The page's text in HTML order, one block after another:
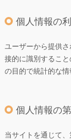
個人情報の
ユーザーから提供
接的に識別するこ
の目的で統計的な
個人情報の
当サイトを通じて